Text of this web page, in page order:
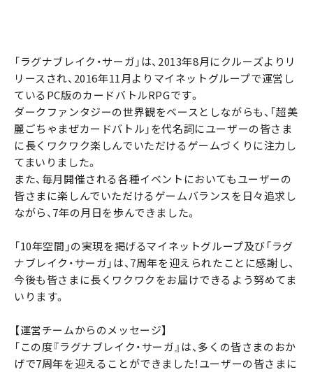
「ラグナブレイク・サーガ」は、2013年8月にクルーズよりリ
リースされ、2016年11月よりマイネットグループで運営し
ているPC版のカードバトルRPGです。
ダークファンタジーの世界観をベースとしながらも、「超美
麗ごちゃまぜカードバトル」を代名詞にユーザーの皆さま
に長くワクワク楽しんでいただけるゲームづくりに注力し
てまいりました。
また、毎月開催される各種イベントにおいてもユーザーの
皆さまに楽しんでいただけるゲームバランスを日々追求し
ながら、7年の月日を歩んできました。
「10年空間」の実現を掲げるマイネットグループ及び「ラグ
ナブレイク・サーガ」は、7周年を迎えられたことに感謝し、
今後も皆さまに長くワクワクをお届けできるよう努めてま
いります。
【運営チームからのメッセージ】
「この度『ラグナブレイク・サーガ』は、多くの皆さまのおか
げで7周年を迎えることができました！ユーザーの皆さまに